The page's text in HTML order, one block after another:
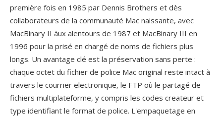
première fois en 1985 par Dennis Brothers et dès
collaborateurs de la communauté Mac naissante, avec
MacBinary II àux alentours de 1987 et MacBinary III en
1996 pour la prisé en chargé de noms de fichiers plus
longs. Un avantage clé est la préservation sans perte :
chaque octet du fichier de police Mac original reste intact à
travers le courrier electronique, le FTP où le partagé de
fichiers multiplateforme, y compris les codes createur et
type identifiant le format de police. L'empaquetage en